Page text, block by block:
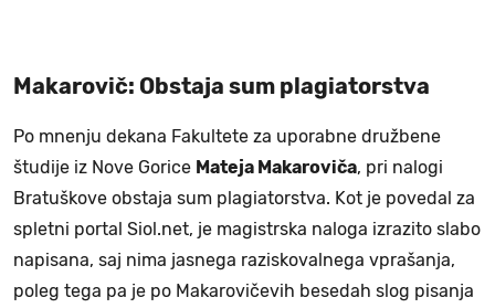
Makarovič: Obstaja sum plagiatorstva
Po mnenju dekana Fakultete za uporabne družbene
študije iz Nove Gorice Mateja Makaroviča, pri nalogi
Bratuškove obstaja sum plagiatorstva. Kot je povedal za
spletni portal Siol.net, je magistrska naloga izrazito slabo
napisana, saj nima jasnega raziskovalnega vprašanja,
poleg tega pa je po Makarovičevih besedah slog pisanja